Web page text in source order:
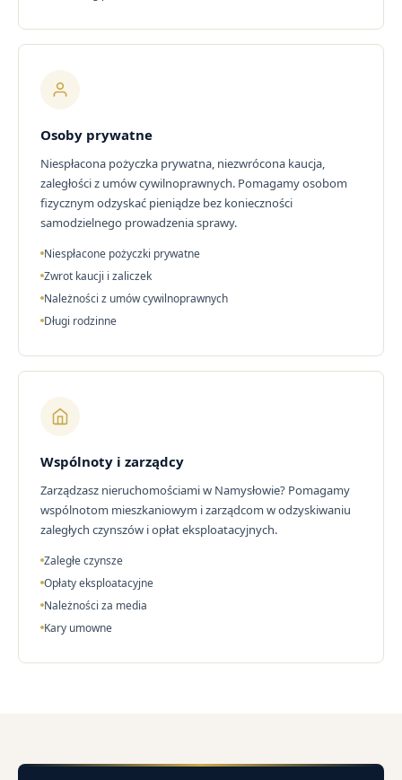
Osoby prywatne
Niespłacona pożyczka prywatna, niezwrócona kaucja,
zaległości z umów cywilnoprawnych. Pomagamy osobom
fizycznym odzyskać pieniądze bez konieczności
samodzielnego prowadzenia sprawy.
Niespłacone pożyczki prywatne
Zwrot kaucji i zaliczek
Należności z umów cywilnoprawnych
Długi rodzinne
Wspólnoty i zarządcy
Zarządzasz nieruchomościami w Namysłowie? Pomagamy
wspólnotom mieszkaniowym i zarządcom w odzyskiwaniu
zaległych czynszów i opłat eksploatacyjnych.
Zaległe czynsze
Opłaty eksploatacyjne
Należności za media
Kary umowne